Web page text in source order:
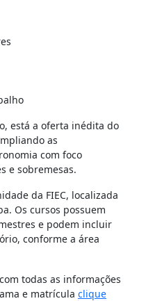
está a oferta inédita do
as
com foco
e sobremesas.
da FIEC, localizada
Os cursos possuem
e podem incluir
conforme a área
todas as informações
e matrícula clique